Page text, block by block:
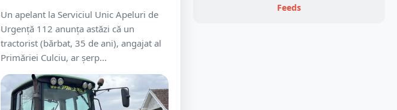
Un apelant la Serviciul Unic Apeluri de
Urgență 112 anunța astăzi că un
tractorist (bărbat, 35 de ani), angajat al
Primăriei Culciu, ar șerp...
Feeds